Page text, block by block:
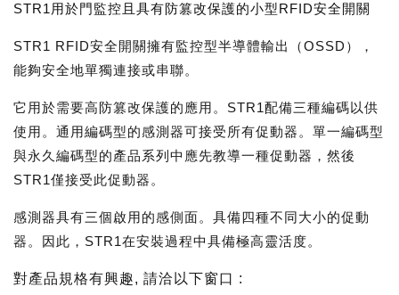
STR1用於門監控且具有防篡改保護的小型RFID安全開關
STR1 RFID安全開關擁有監控型半導體輸出（OSSD），
能夠安全地單獨連接或串聯。
它用於需要高防篡改保護的應用。STR1配備三種編碼以供
使用。通用編碼型的感測器可接受所有促動器。單一編碼型
與永久編碼型的產品系列中應先教導一種促動器，然後
STR1僅接受此促動器。
感測器具有三個啟用的感側面。具備四種不同大小的促動
器。因此，STR1在安裝過程中具備極高靈活度。
對產品規格有興趣, 請洽以下窗口 :